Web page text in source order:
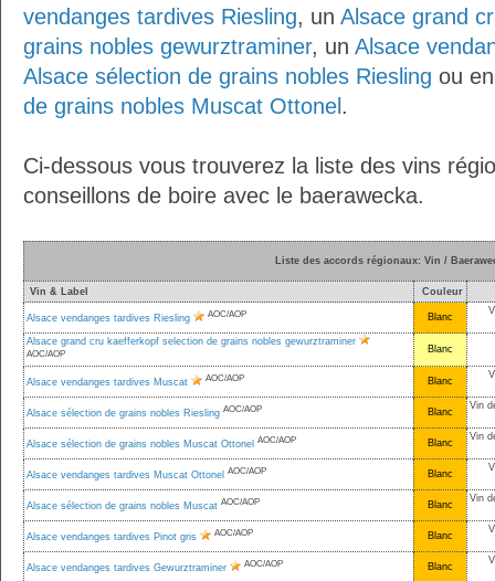
vendanges tardives Riesling, un Alsace grand
grains nobles gewurztraminer, un Alsace
Alsace sélection de grains nobles Riesling ou
de grains nobles Muscat Ottonel .
Ci-dessous vous trouverez la liste des vins
conseillons de boire avec le baerawecka.
Liste des accords régionaux: Vin /
Vin & Label Couleur
Alsace vendanges tardives Riesling AOC/AOP Blanc
Alsace grand cru kaefferkopf selection de grains nobles gewurztraminer
AOC/AOP Blanc
Alsace vendanges tardives Muscat AOC/AOP Blanc
Alsace sélection de grains nobles Riesling AOC/AOP Blanc
Vin
Alsace sélection de grains nobles Muscat Ottonel AOC/AOP Blanc
Vin
Alsace vendanges tardives Muscat Ottonel AOC/AOP Blanc
Alsace sélection de grains nobles Muscat AOC/AOP Blanc
Vin
Alsace vendanges tardives Pinot gris AOC/AOP Blanc
Alsace vendanges tardives Gewurztraminer AOC/AOP Blanc